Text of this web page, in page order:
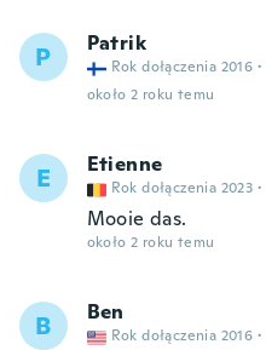
P Patrik
Rok dołączenia 2016 ·
około 2 roku temu
E Etienne
Rok dołączenia 2023 ·
Mooie das.
około 2 roku temu
B Ben
Rok dołączenia 2016 ·